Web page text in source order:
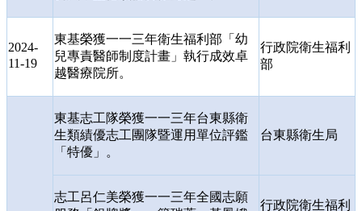
2024-
11-19
東基榮獲一一三年衛生福利部「幼
兒專責醫師制度計畫」執行成效卓
越醫療院所。
行政院衛生福利
部
東基志工隊榮獲一一三年台東縣衛
生類績優志工團隊暨運用單位評鑑
「特優」。
台東縣衛生局
志工呂仁美榮獲一一三年全國志願
行政院衛生福利